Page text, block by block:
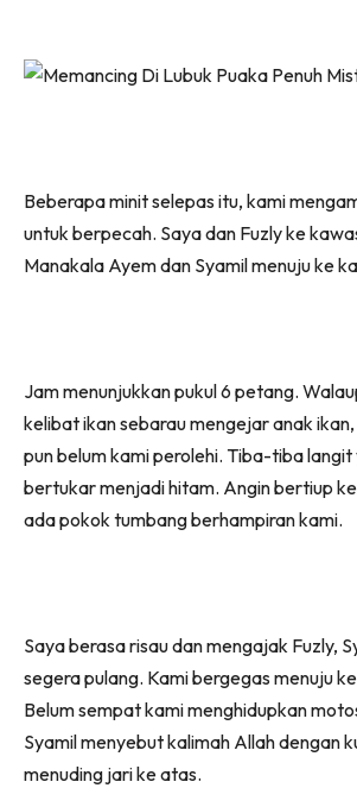
Beberapa minit selepas itu, kami
untuk berpecah. Saya dan Fuzly ke
Manakala Ayem dan Syamil menuju ke
Jam menunjukkan pukul 6 petang.
kelibat ikan sebarau mengejar anak
pun belum kami perolehi. Tiba-tiba langit
bertukar menjadi hitam. Angin bertiup
ada pokok tumbang berhampiran kami.
Saya berasa risau dan mengajak Fuzly,
segera pulang. Kami bergegas menuju
Belum sempat kami menghidupkan
Syamil menyebut kalimah Allah dengan
menuding jari ke atas.